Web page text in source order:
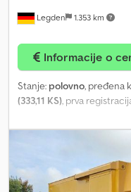
Legden 1.353 km
Informacije o
Stanje: polovno, pređena
(333,11 KS), prva
proizvodnje:2022,
(ESP), grejač za
Guangtong električni
Na prodaju je moderan
proizvođača